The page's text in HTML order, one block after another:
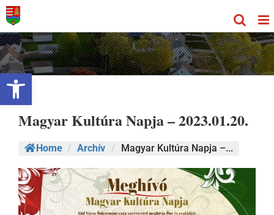
Eszköztár megnyitása
Kihagyás
Magyar Kultúra Napja – 2023.01.20.
Home / Archív / Magyar Kultúra Napja –...